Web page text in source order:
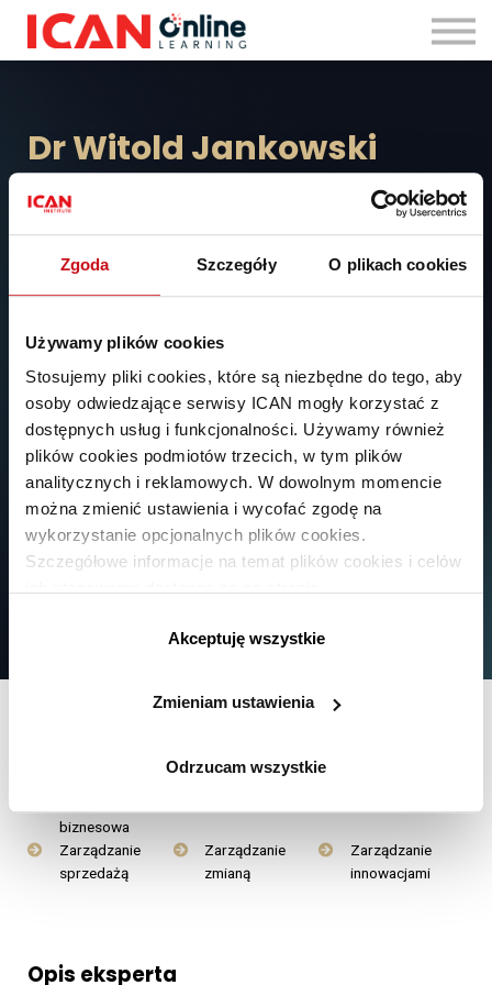
Zgoda Szczegóły O plikach cookies
Używamy plików cookies
Stosujemy pliki cookies, które są niezbędne do tego, aby
osoby odwiedzające serwisy ICAN mogły korzystać z
dostępnych usług i funkcjonalności. Używamy również
plików cookies podmiotów trzecich, w tym plików
analitycznych i reklamowych. W dowolnym momencie
można zmienić ustawienia i wycofać zgodę na
wykorzystanie opcjonalnych plików cookies.
Szczegółowe informacje na temat plików cookies i celów
Akceptuję wszystkie
Zmieniam ustawienia
Odrzucam wszystkie
Zaloguj się
DrWitold Jankowski
Wykładowca i praktyk biznesowy, jeden z najbardziej
magazynów „MIT Sloan Management Review Polska” oraz
„ICAN Management Review”.
biznesowa
Zarządzanie
sprzedażą
Zarządzanie
zmianą
Zarządzanie
innowacjami
Opis eksperta